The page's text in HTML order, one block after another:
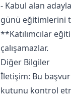
- Kabul alan
günü eğitimlerini
**Katılımcılar
çalışamazlar.
Diğer Bilgiler
İletişim: Bu
kutunu kontrol